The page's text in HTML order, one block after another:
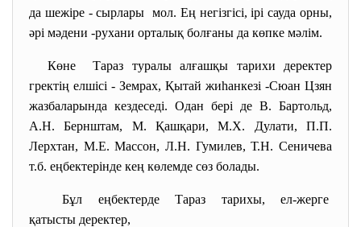
да шежіре - сырлары мол. Ең негізгісі, ірі сауда орны,
әрі мәдени -рухани орталық болғаны да көпке мәлім.
Көне Тараз туралы алғашқы тарихи деректер
гректің елшісі - Земрах, Қытай жиһанкезі -Сюан Цзян
жазбаларында кездеседі. Одан бері де В. Бартольд,
А.Н. Бернштам, М. Қашқари, М.Х. Дулати, П.П.
Лерхтан, М.Е. Массон, Л.Н. Гумилев, Т.Н. Сеничева
т.б. еңбектерінде кең көлемде сөз болады.
Бұл еңбектерде Тараз тарихы, ел-жерге
қатысты деректер,